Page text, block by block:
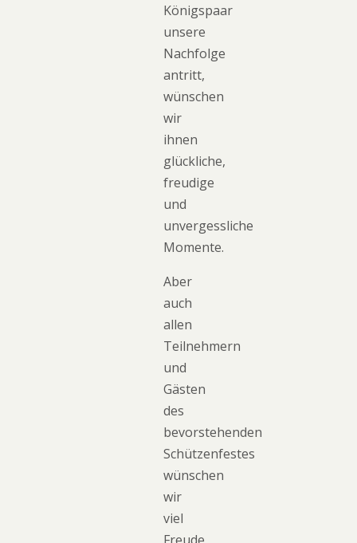
Königspaar
unsere
Nachfolge
antritt,
wünschen
wir
ihnen
glückliche,
freudige
und
unvergessliche
Momente.
Aber
auch
allen
Teilnehmern
und
Gästen
des
bevorstehenden
Schützenfestes
wünschen
wir
viel